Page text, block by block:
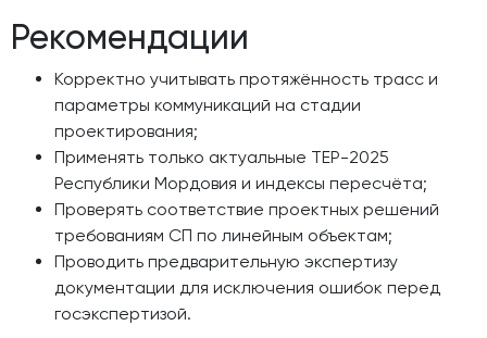
Рекомендации
Корректно учитывать протяжённость трасс и
параметры коммуникаций на стадии
проектирования;
Применять только актуальные ТЕР-2025
Республики Мордовия и индексы пересчёта;
Проверять соответствие проектных решений
требованиям СП по линейным объектам;
Проводить предварительную экспертизу
документации для исключения ошибок перед
госэкспертизой.